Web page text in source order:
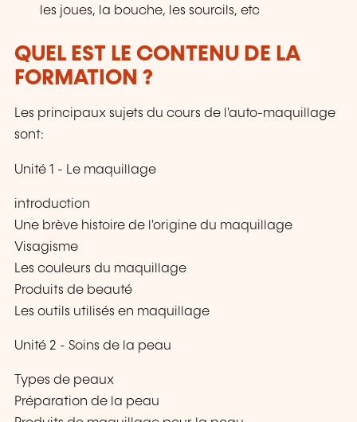
les joues, la bouche, les sourcils, etc
QUEL EST LE CONTENU DE LA
FORMATION ?
Les principaux sujets du cours de l'auto-maquillage
sont:
Unité 1 - Le maquillage
introduction
Une brève histoire de l'origine du maquillage
Visagisme
Les couleurs du maquillage
Produits de beauté
Les outils utilisés en maquillage
Unité 2 - Soins de la peau
Types de peaux
Préparation de la peau